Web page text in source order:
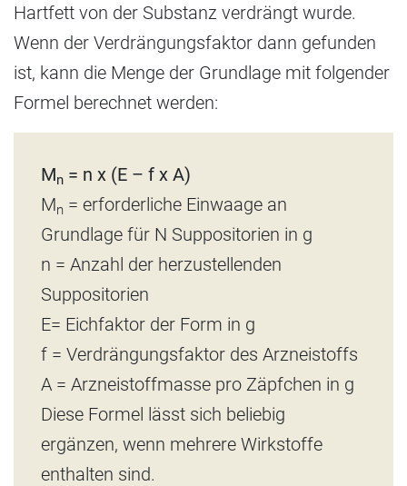
Hartfett von der Substanz verdrängt wurde.
Wenn der Verdrängungsfaktor dann gefunden
ist, kann die Menge der Grundlage mit folgender
Formel berechnet werden:
Mn = n x (E – f x A)
Mn = erforderliche Einwaage an
Grundlage für N Suppositorien in g
n = Anzahl der herzustellenden
Suppositorien
E= Eichfaktor der Form in g
f = Verdrängungsfaktor des Arzneistoffs
A = Arzneistoffmasse pro Zäpfchen in g
Diese Formel lässt sich beliebig
ergänzen, wenn mehrere Wirkstoffe
enthalten sind.